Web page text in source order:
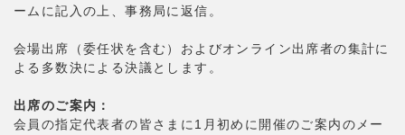
ームに記入の上、事務局に返信。
会場出席（委任状を含む）およびオンライン出席者の集計に
よる多数決による決議とします。
出席のご案内：
会員の指定代表者の皆さまに1月初めに開催のご案内のメー